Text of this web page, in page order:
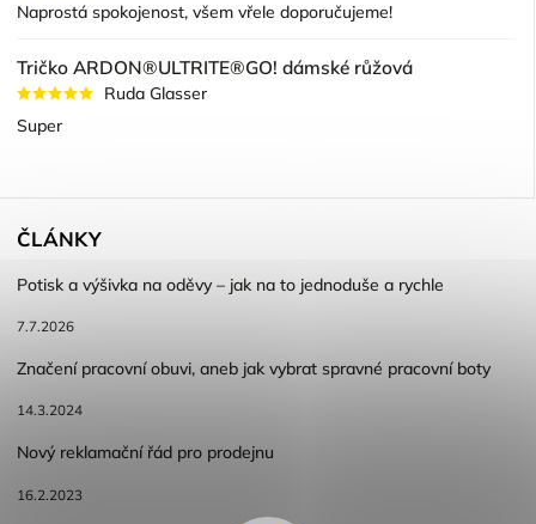
Naprostá spokojenost, všem vřele doporučujeme!
Tričko ARDON®ULTRITE®GO! dámské růžová
Ruda Glasser
Super
ČLÁNKY
Potisk a výšivka na oděvy – jak na to jednoduše a rychle
7.7.2026
Značení pracovní obuvi, aneb jak vybrat spravné pracovní boty
14.3.2024
Nový reklamační řád pro prodejnu
16.2.2023